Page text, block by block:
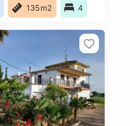
135m2 4